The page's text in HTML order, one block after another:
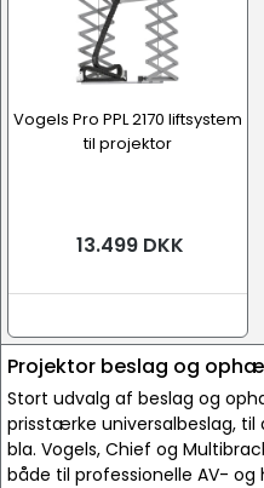
Vogels Pro PPL 2170 liftsystem
til projektor
13.499 DKK
Projektor beslag og
Stort udvalg af beslag og
prisstærke universalbeslag,
bla. Vogels, Chief og
både til professionelle AV-